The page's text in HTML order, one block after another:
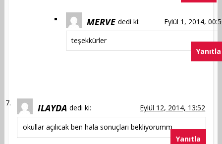
MERVE dedi ki:
Eylül 1, 2014,
teşekkürler
Yanıtla
ILAYDA dedi ki: Eylül 12, 2014, 13:52
okullar açılıcak ben hala sonuçları bekliyorumm
Yanıtla